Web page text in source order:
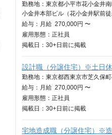
勤務地：東京都小平市花小金井
小金井本部ビル（花小金井駅前徒
給与： 月給 270,000円 〜
雇用形態：正社員
掲載日： 30+日 前に掲載
設計職（分譲住宅）※土日
勤務地：東京都西東京市芝久保
給与： 月給 270,000円 〜
雇用形態：正社員
掲載日： 30+日 前に掲載
宅地造成職（分譲住宅）※